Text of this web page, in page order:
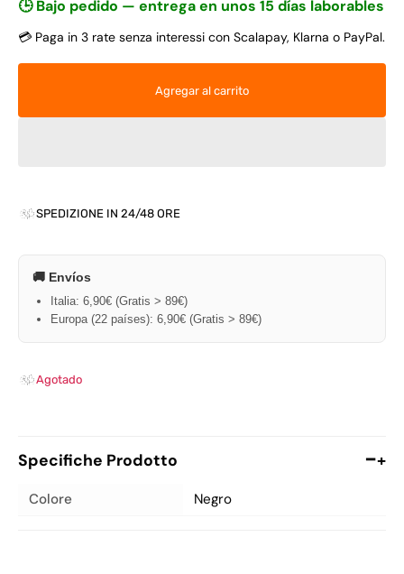
🕒 Bajo pedido — entrega en unos 15 días laborables
💳 Paga in 3 rate senza interessi con Scalapay, Klarna o PayPal.
Agregar al carrito
SPEDIZIONE IN 24/48 ORE
🚚 Envíos
Italia: 6,90€ (Gratis > 89€)
Europa (22 países): 6,90€ (Gratis > 89€)
Agotado
Specifiche Prodotto +
Colore Negro